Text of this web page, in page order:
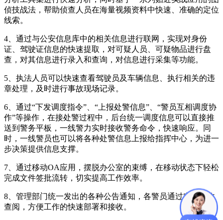
侦技战法，帮助侦查人员在海量视频资料中快速、准确的定位
线索。
4、通过与公安信息库中的相关信息进行联网，实现对身份
证、驾驶证信息的快速提取，对可疑人员、可疑物品进行盘
查，对其信息进行录入和查询，对信息进行采集等功能。
5、执法人员可以快速查看驾驶员及车辆信息、执行相关的违
章处理，及时进行事故现场记录。
6、通过“下发调度指令”、“上报处警信息”、“警员互相调度协
作”等操作，在接处警过程中，后台统一调度信息可以直接推
送到警务平板，一线警力实时接收警务命令，快速响应。同
时，一线警员也可以将各种处警信息上报给指挥中心，为进一
步决策提供信息支撑。
7、通过移动OA应用，摆脱办公室的束缚，在移动状态下轻松
完成文件签批流转，切实提高工作效率。
8、管理部门统一发出的各种公告通知，各警员通过实时接收
查阅，方便工作的快速部署和接收。